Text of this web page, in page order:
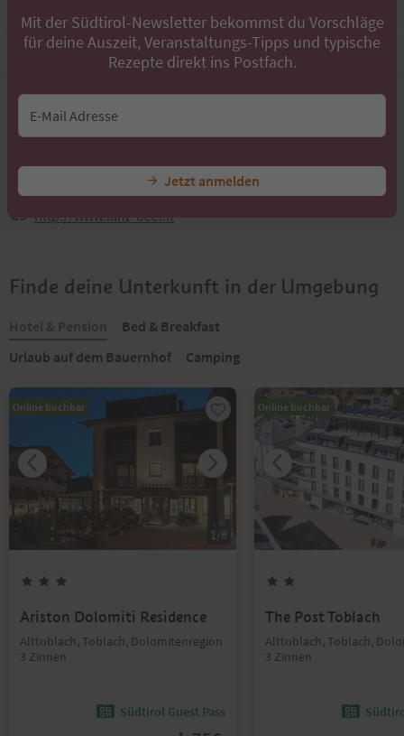
Metzgerei Lanz
http://www.lanz-beef.it
Finde deine Unterkunft in der Umgebung
Hotel & Pension
Bed & Breakfast
Urlaub auf dem Bauernhof
Camping
Online buchbar
1/8
Ariston Dolomiti Residence
Alttoblach, Toblach, Dolomitenregion
3 Zinnen
Südtirol Guest Pass
Online buchbar
The Post Toblach
Alttoblach, Toblach,
3 Zinnen
Mit der Südtirol-Newsletter bekommst du Vorschläge
für deine Auszeit, Veranstaltungs-Tipps und typische
Rezepte direkt ins Postfach.
E-Mail Adresse
Jetzt anmelden